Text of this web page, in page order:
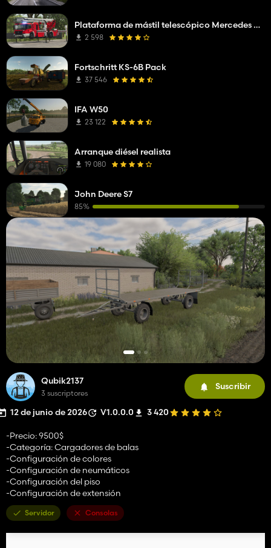
Qubik2137
3 suscriptores
Suscribir
12 de junio de 2026 V1.0.0.0 3 420
-Precio: 9500$
-Categoría: Cargadores de balas
-Configuración de colores
-Configuración de neumáticos
-Configuración del piso
-Configuración de extensión
Servidor Consolas
Plataforma de mástil telescópico Mercedes Benz Econic WISS
2 598
Fortschritt KS-6B Pack
37 546
IFA W50
23 122
Arranque diésel realista
19 080
John Deere S7
85%